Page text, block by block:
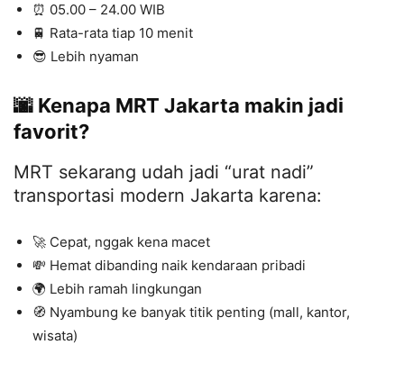
⏰ 05.00 – 24.00 WIB
🚆 Rata-rata tiap 10 menit
😎 Lebih nyaman
🌆 Kenapa MRT Jakarta makin jadi
favorit?
MRT sekarang udah jadi “urat nadi”
transportasi modern Jakarta karena:
🚀 Cepat, nggak kena macet
💸 Hemat dibanding naik kendaraan pribadi
🌍 Lebih ramah lingkungan
🧭 Nyambung ke banyak titik penting (mall, kantor,
wisata)